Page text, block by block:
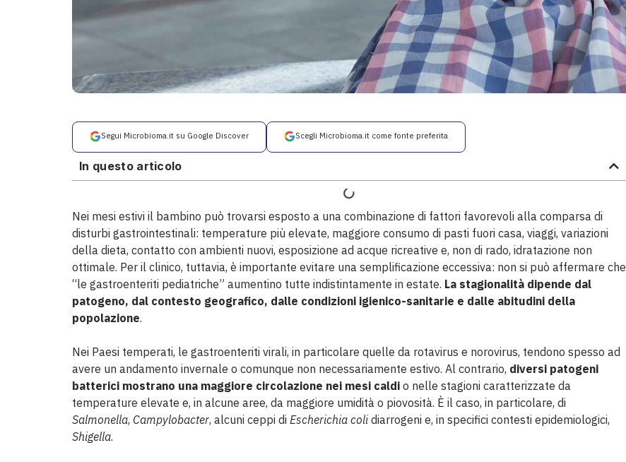
Segui Microbioma.it su Google Discover Scegli Microbioma.it come fonte preferita
In questo articolo
Nei mesi estivi il bambino può trovarsi esposto a una combinazione di fattori favorevoli alla comparsa di
disturbi gastrointestinali: temperature più elevate, maggiore consumo di pasti fuori casa, viaggi, variazioni
della dieta, contatto con ambienti nuovi, esposizione ad acque ricreative e, non di rado, idratazione non
ottimale. Per il clinico, tuttavia, è importante evitare una semplificazione eccessiva: non si può affermare che
“le gastroenteriti pediatriche” aumentino tutte indistintamente in estate. La stagionalità dipende dal
patogeno, dal contesto geografico, dalle condizioni igienico-sanitarie e dalle abitudini della
popolazione.
Nei Paesi temperati, le gastroenteriti virali, in particolare quelle da rotavirus e norovirus, tendono spesso ad
avere un andamento invernale o comunque non necessariamente estivo. Al contrario, diversi patogeni
batterici mostrano una maggiore circolazione nei mesi caldi o nelle stagioni caratterizzate da
temperature elevate e, in alcune aree, da maggiore umidità o piovosità. È il caso, in particolare, di
Salmonella, Campylobacter, alcuni ceppi di Escherichia colidiarrogeni e, in specifici contesti epidemiologici,
Shigella.